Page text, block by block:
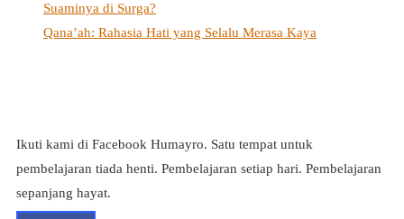
Suaminya di Surga?
Qana’ah: Rahasia Hati yang Selalu Merasa Kaya
Ikuti kami di Facebook Humayro. Satu tempat untuk
pembelajaran tiada henti. Pembelajaran setiap hari. Pembelajaran
sepanjang hayat.